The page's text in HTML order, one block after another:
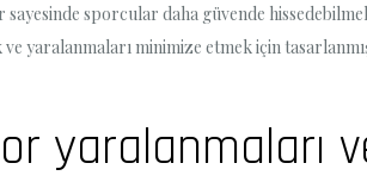
sporcular daha güvende
minimize etmek için
yaralanmaları